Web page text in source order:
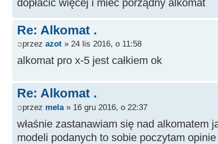
dopłacić więcej i mieć porządny alkomat
Re: Alkomat .
przez azot» 24 lis 2016, o 11:58
alkomat pro x-5 jest całkiem ok
Re: Alkomat .
przez mela» 16 gru 2016, o 22:37
właśnie zastanawiam się nad alkomatem
modeli podanych to sobie poczytam